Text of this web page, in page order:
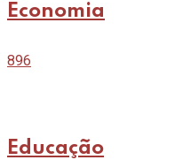
Economia
896
Educação